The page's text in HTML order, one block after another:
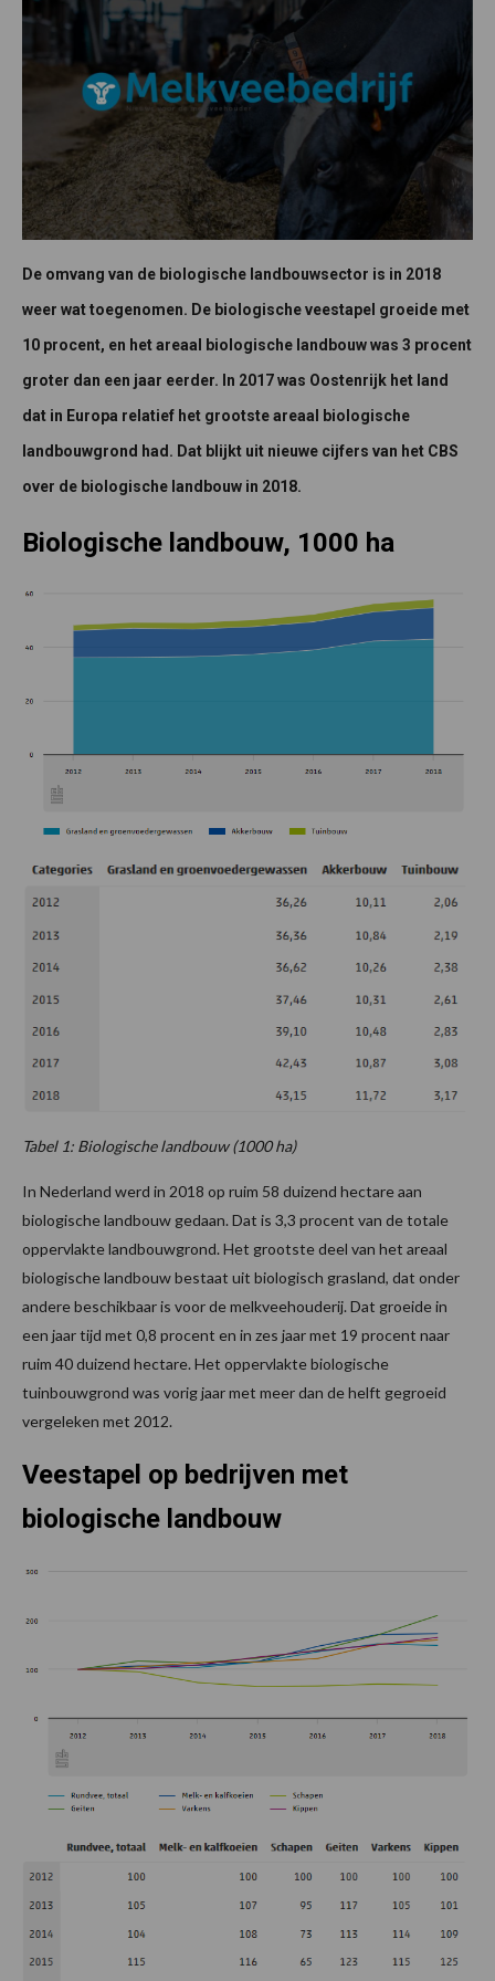
De omvang van de biologische landbouwsector is in 2018
weer wat toegenomen. De biologische veestapel groeide met
10 procent, en het areaal biologische landbouw was 3 procent
groter dan een jaar eerder. In 2017 was Oostenrijk het land
dat in Europa relatief het grootste areaal biologische
landbouwgrond had. Dat blijkt uit nieuwe cijfers van het CBS
over de biologische landbouw in 2018.
Biologische landbouw, 1000 ha
Tabel 1: Biologische landbouw (1000 ha)
In Nederland werd in 2018 op ruim 58 duizend hectare aan
biologische landbouw gedaan. Dat is 3,3 procent van de totale
oppervlakte landbouwgrond. Het grootste deel van het areaal
biologische landbouw bestaat uit biologisch grasland, dat onder
andere beschikbaar is voor de melkveehouderij. Dat groeide in
een jaar tijd met 0,8 procent en in zes jaar met 19 procent naar
ruim 40 duizend hectare. Het oppervlakte biologische
tuinbouwgrond was vorig jaar met meer dan de helft gegroeid
vergeleken met 2012.
Veestapel op bedrijven met
biologische landbouw